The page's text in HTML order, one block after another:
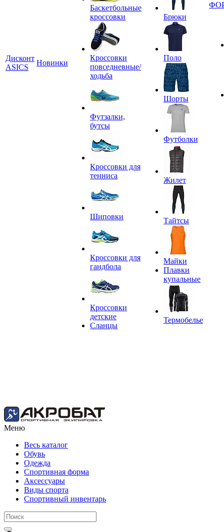
Дисконт
ASICS
Новинки
Баскетбольные
кроссовки
Кроссовки
повседневные/
ходьба
Футзалки,
бутсы
Кроссовки для
тенниса
Шиповки
Кроссовки для
гандбола
Кроссовки
детские
Сланцы
Брюки
Поло
Шорты
Футболки
Жилет
Тайтсы
Майки
Плавки
купальные
Термобелье
Меню
Весь каталог
Обувь
Одежда
Спортивная форма
Аксессуары
Виды спорта
Спортивный инвентарь